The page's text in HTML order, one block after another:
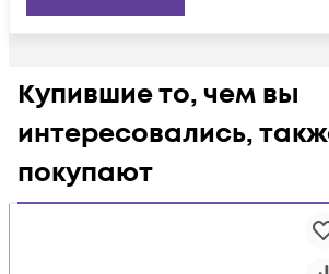
Купившие то, чем вы
интересовались,
покупают